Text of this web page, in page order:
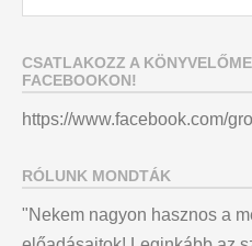
CSATLAKOZZ A
FACEBOOKON!
https://www.facebook.com/
RÓLUNK MONDTÁK
"Nekem nagyon hasznos a